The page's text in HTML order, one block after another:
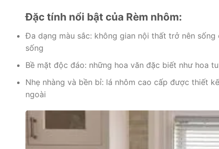
Đặc tính nổi bật của Rèm nhôm:
Đa dạng màu sắc: không gian nội thất trở nên
sống
Bề mặt độc đáo: những hoa văn đặc biết như hoa
Nhẹ nhàng và bền bỉ: lá nhôm cao cấp được thiết
ngoài